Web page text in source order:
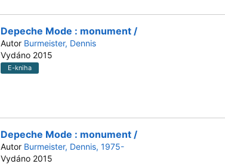
Depeche Mode : monument /
Autor Burmeister, Dennis
Vydáno 2015
E-kniha
Depeche Mode : monument /
Autor Burmeister, Dennis, 1975-
Vydáno 2015